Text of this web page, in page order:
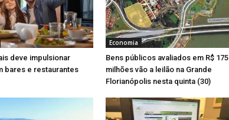
deve impulsionar
bares e restaurantes
Economia
Bens públicos avaliados em R$ 175
milhões vão a leilão na Grande
Florianópolis nesta quinta (30)